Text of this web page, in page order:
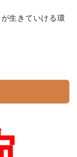
生きていける環